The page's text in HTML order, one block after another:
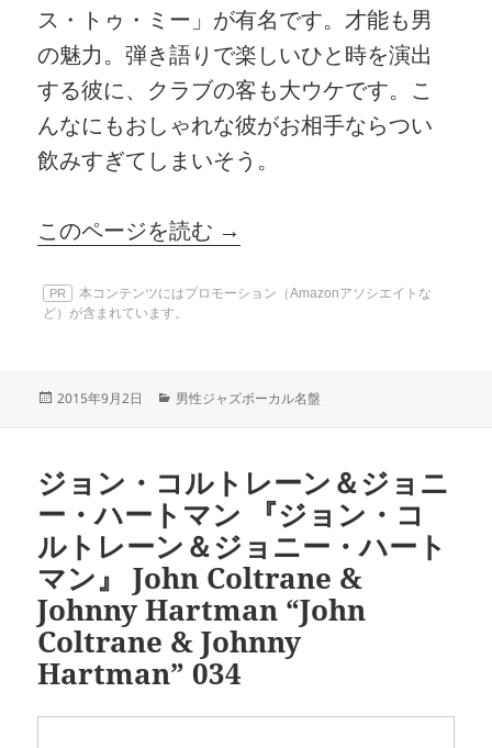
ス・トゥ・ミー」が有名です。才能も男
の魅力。弾き語りで楽しいひと時を演出
する彼に、クラブの客も大ウケです。こ
んなにもおしゃれな彼がお相手ならつい
飲みすぎてしまいそう。
このページを読む →
PR
本コンテンツにはプロモーション（Amazonアソシエイトな
ど）が含まれています。
投
2015年9月2日
カ
ー
男性ジャズボーカル名盤
ジョン・コルトレーン＆ジョニ
ー・ハートマン 『ジョン・コ
ルトレーン＆ジョニー・ハート
マン』 John Coltrane &
Johnny Hartman “John
Coltrane & Johnny
Hartman” 034